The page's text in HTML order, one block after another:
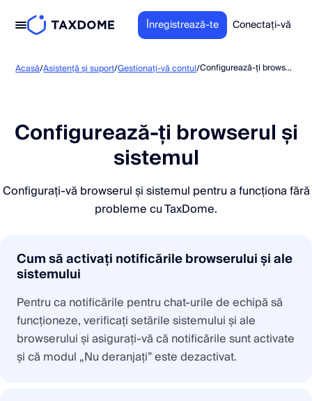
Înregistrează-te Conectați-vă
Acasă/Asistență și suport/Gestionați-vă contul/ Configurează-ți browserul și sistemul
Configurează-ți browserul și
sistemul
Configurați-vă browserul și sistemul pentru a funcționa fără
probleme cu TaxDome.
Cum să activați notificările browserului și ale
sistemului
Pentru ca notificările pentru chat-urile de echipă să
funcționeze, verificați setările sistemului și ale
browserului și asigurați-vă că notificările sunt activate
și că modul „Nu deranjați” este dezactivat.